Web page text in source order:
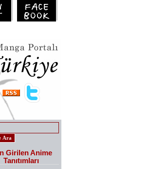
Girilen Anime
Tanıtımları